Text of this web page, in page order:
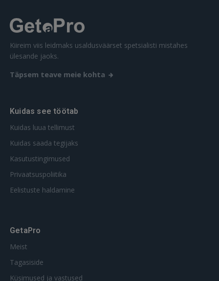
Ei ole veel registreerunud?
Kiireim viis leidmaks usaldusväärset spetsialisti mistahes
ülesande jaoks.
Täpsem teave meie kohta
Kuidas see töötab
Kuidas luua tellimust
Kuidas saada tegijaks
Kasutustingimused
Privaatsuspoliitika
Eelistuste haldamine
GetaPro
Meist
Tagasiside
Küsimused ja vastused